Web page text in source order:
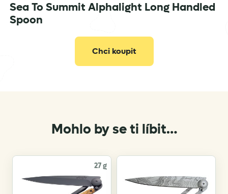
info@seatosummit.eu
Sea To Summit Alphalight Long Handled
Spoon
Chci koupit
Mohlo by se ti líbit…
27 g